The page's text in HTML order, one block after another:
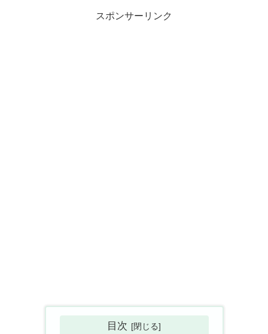
スポンサーリンク
目次